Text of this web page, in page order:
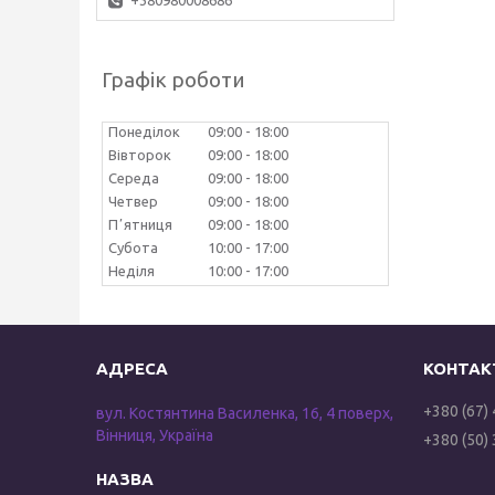
Графік роботи
Понеділок 09:00
18:00
Вівторок
09:00
18:00
Середа
09:00
18:00
Четвер
09:00
18:00
Пʼятниця
09:00
18:00
Субота
10:00
17:00
Неділя
10:00 17:00
вул. Костянтина Василенка, 16, 4 поверх,
Вінниця, Україна
+380 (67)
+380 (50)